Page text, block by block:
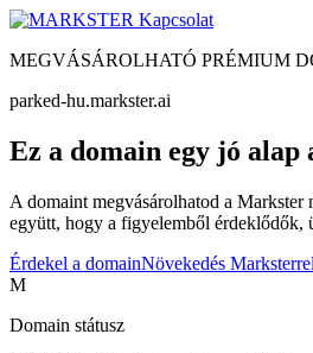
Kapcsolat
MEGVÁSÁROLHATÓ PRÉMIUM
parked-hu.markster.ai
Ez a domain egy jó alap
A domaint megvásárolhatod a Markster
együtt, hogy a figyelemből érdeklődők,
Érdekel a domainNövekedés Marksterrel
M
Domain státusz